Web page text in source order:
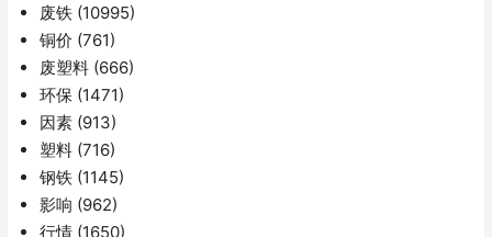
废铁 (10995)
铜价 (761)
废塑料 (666)
环保 (1471)
因素 (913)
塑料 (716)
钢铁 (1145)
影响 (962)
行情 (1650)